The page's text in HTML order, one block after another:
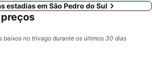
estadias em São Pedro do Sul
baixos no trivago durante os últimos 30 dias